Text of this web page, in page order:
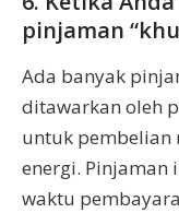
pinjaman
Ada banyak
ditawarkan oleh
untuk pembelian
energi. Pinjaman
waktu